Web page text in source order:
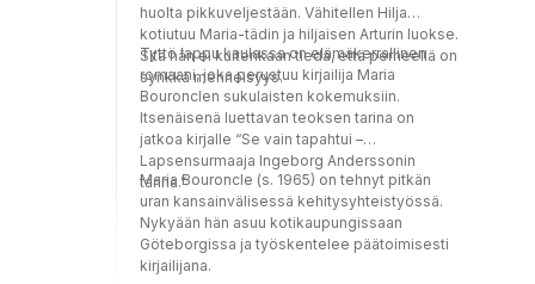
Europa.
deep into a story of real-life murder to show
us the humanity – even love – behind the
crime. A riveting read – haunting,
atmospheric, and ultimately, heart-breaking."
Bästsäljande indisk-amerikanske författaren
Manil SuriMARIA BOURONCLE, född 1965 i
Göteborg, är efter en lång karriär med
internationellt biståndsarbete i Helsingfors,
Köpenhamn och Washington DC tillbaka i sin
hemstad som författare på heltid. DET KOM
FÖR MIG I EN HAST - HISTORIEN OM
BARNAMÖRDERSKAN INGEBORG
ANDERSSON var hennes debut och har
huolta pikkuveljestään. Vähitellen Hilja
kotiutuu Maria-tädin ja hiljaisen Arturin luokse.
Sitä hän ei kuitenkaan tiedä, että perheellä on
synkkä menneisyys.
Tyttö lappu kaulassa on elämäkerrallinen
romaani, joka perustuu kirjailija Maria
Bouronclen sukulaisten kokemuksiin.
Itsenäisenä luettavan teoksen tarina on
jatkoa kirjalle “Se vain tapahtui –
Lapsensurmaaja Ingeborg Anderssonin
tarina.”
Maria Bouroncle (s. 1965) on tehnyt pitkän
uran kansainvälisessä kehitysyhteistyössä.
Nykyään hän asuu kotikaupungissaan
Göteborgissa ja työskentelee päätoimisesti
kirjailijana.